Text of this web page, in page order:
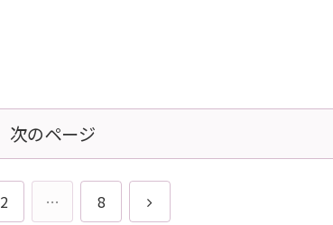
次のページ
2 … 8 次